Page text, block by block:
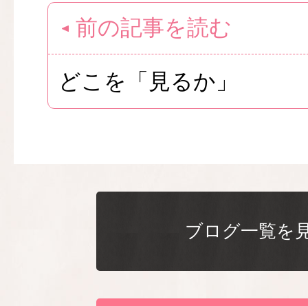
前の記事を読む
どこを「見るか」
ブログ一覧を